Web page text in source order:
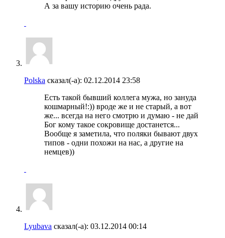
А за вашу историю очень рада.
Polska сказал(-а): 02.12.2014 23:58
Есть такой бывший коллега мужа, но зануда
кошмарный!:)) вроде же и не старый, а вот
же... всегда на него смотрю и думаю - не дай
Бог кому такое сокровище достанется...
Вообще я заметила, что поляки бывают двух
типов - одни похожи на нас, а другие на
немцев))
Lyubava сказал(-а): 03.12.2014 00:14